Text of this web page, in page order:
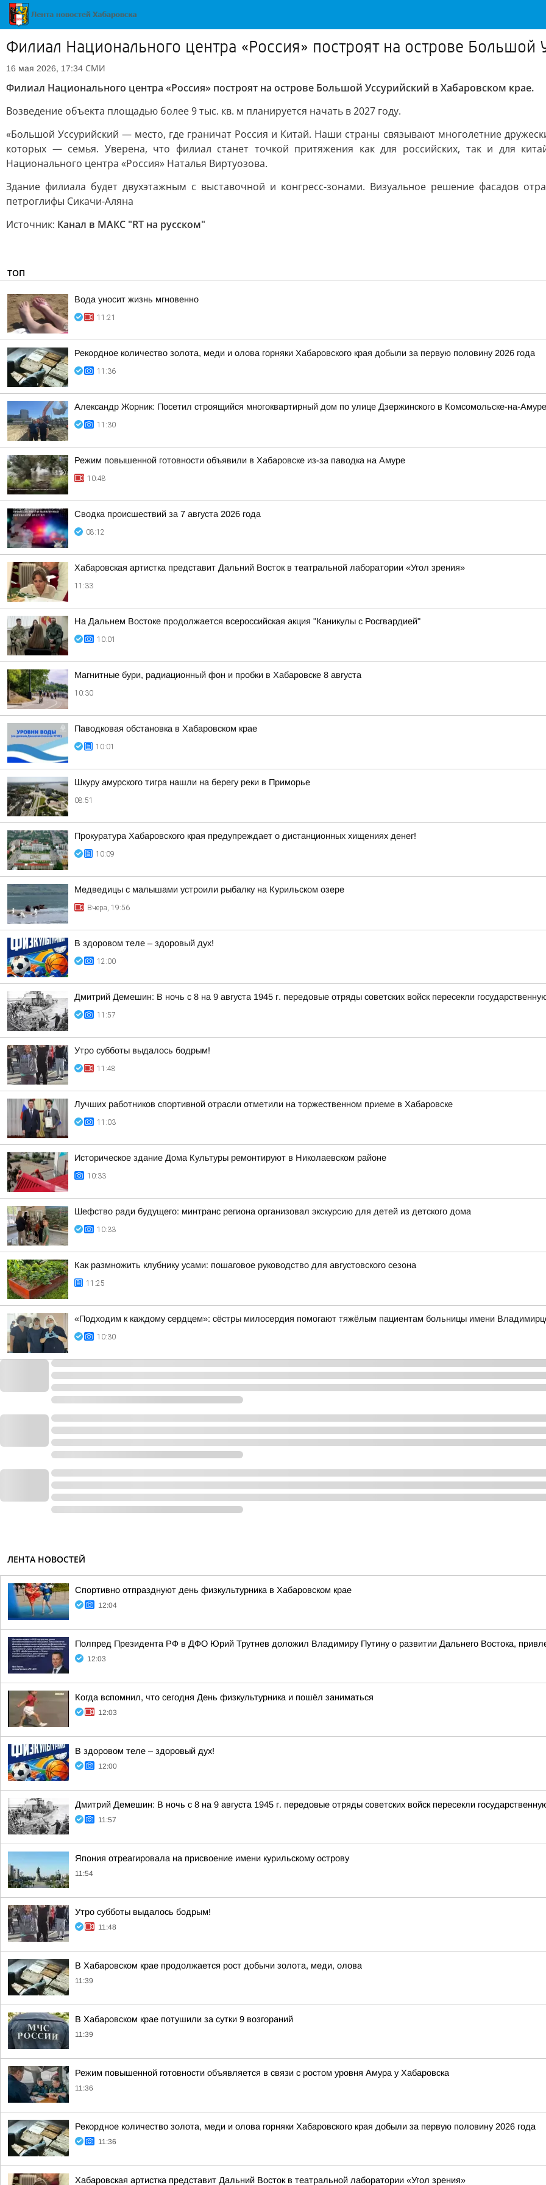
Филиал Национального центра «Россия» построят на острове Большой
16 мая 2026, 17:34 СМИ
Филиал Национального центра «Россия» построят на острове Большой Уссурийский в Хабаровском крае.
Возведение объекта площадью более 9 тыс. кв. м планируется начать в 2027 году.
«Большой Уссурийский — место, где граничат Россия и Китай. Наши страны связывают многолетние
которых — семья. Уверена, что филиал станет точкой притяжения как для российских, так и для
Национального центра «Россия» Наталья Виртуозова.
Здание филиала будет двухэтажным с выставочной и конгресс-зонами. Визуальное решение фасадов
петроглифы Сикачи-Аляна
Источник: Канал в МАКС "RT на русском"
ТОП
Вода уносит жизнь мгновенно
11:21
Рекордное количество золота, меди и олова горняки Хабаровского края добыли за первую половину 2026 года
11:36
Александр Жорник: Посетил строящийся многоквартирный дом по улице Дзержинского в Комсомольске-на-Амуре
11:30
Режим повышенной готовности объявили в Хабаровске из-за паводка на Амуре
10:48
Сводка происшествий за 7 августа 2026 года
08:12
Хабаровская артистка представит Дальний Восток в театральной лаборатории «Угол зрения»
11:33
На Дальнем Востоке продолжается всероссийская акция "Каникулы с Росгвардией"
10:01
Магнитные бури, радиационный фон и пробки в Хабаровске 8 августа
10:30
Паводковая обстановка в Хабаровском крае
10:01
Шкуру амурского тигра нашли на берегу реки в Приморье
08:51
Прокуратура Хабаровского края предупреждает о дистанционных хищениях денег!
10:09
Медведицы с малышами устроили рыбалку на Курильском озере
Вчера, 19:56
В здоровом теле – здоровый дух!
12:00
Дмитрий Демешин: В ночь с 8 на 9 августа 1945 г. передовые отряды советских войск пересекли
11:57
Утро субботы выдалось бодрым!
11:48
Лучших работников спортивной отрасли отметили на торжественном приеме в Хабаровске
11:03
Историческое здание Дома Культуры ремонтируют в Николаевском районе
10:33
Шефство ради будущего: минтранс региона организовал экскурсию для детей из детского дома
10:33
Как размножить клубнику усами: пошаговое руководство для августовского сезона
11:25
«Подходим к каждому сердцем»: сёстры милосердия помогают тяжёлым пациентам больницы имени
10:30
ЛЕНТА НОВОСТЕЙ
Спортивно отпразднуют день физкультурника в Хабаровском крае
12:04
Полпред Президента РФ в ДФО Юрий Трутнев доложил Владимиру Путину о развитии Дальнего Востока,
12:03
Когда вспомнил, что сегодня День физкультурника и пошёл заниматься
12:03
В здоровом теле – здоровый дух!
12:00
Дмитрий Демешин: В ночь с 8 на 9 августа 1945 г. передовые отряды советских войск пересекли
11:57
Япония отреагировала на присвоение имени курильскому острову
11:54
Утро субботы выдалось бодрым!
11:48
В Хабаровском крае продолжается рост добычи золота, меди, олова
11:39
В Хабаровском крае потушили за сутки 9 возгораний
11:39
Режим повышенной готовности объявляется в связи с ростом уровня Амура у Хабаровска
11:36
Рекордное количество золота, меди и олова горняки Хабаровского края добыли за первую половину 2026 года
11:36
Хабаровская артистка представит Дальний Восток в театральной лаборатории «Угол зрения»